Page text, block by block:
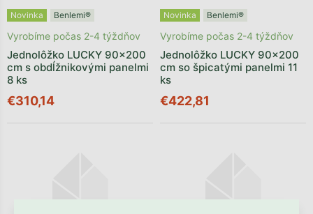
Novinka Benlemi®
Jednolôžko LUCKY 90x200
cm s obdĺžnikovými panelmi
8 ks
Vyrobíme počas 2-4 týždňov
€310,14
Novinka Benlemi®
Jednolôžko LUCKY 90x200
cm so špicatými panelmi 11
ks
Vyrobíme počas 2-4 týždňov
€422,81